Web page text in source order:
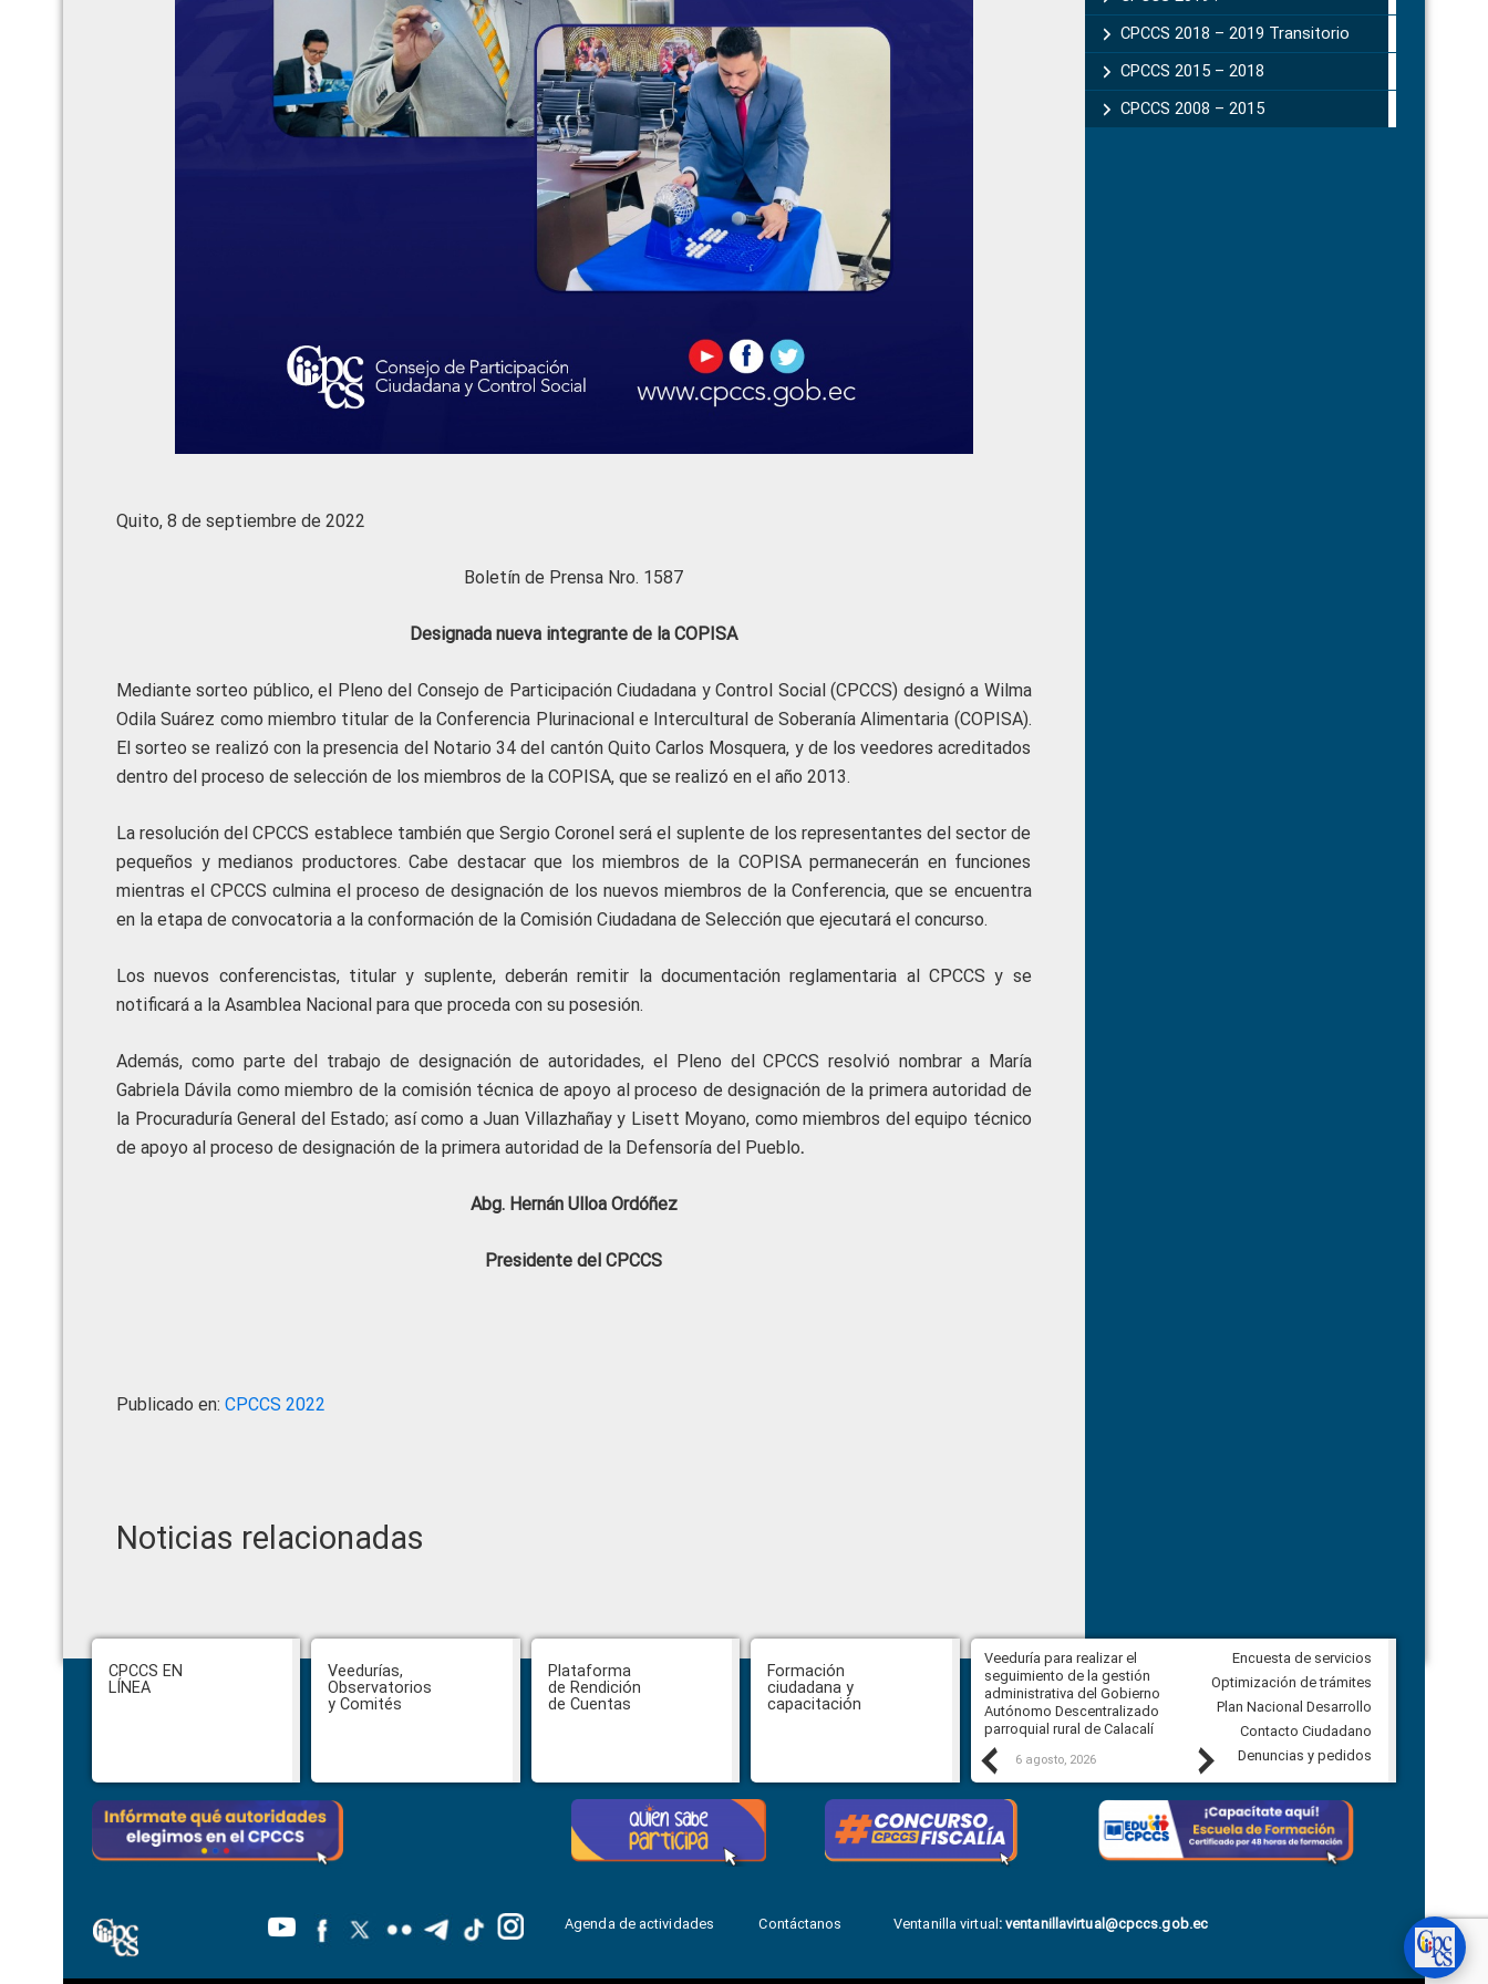
Quito, 8 de septiembre de 2022
Boletín de Prensa Nro. 1587
Designada nueva integrante de la COPISA
Mediante sorteo público, el Pleno del Consejo de Participación Ciudadana y Control Social (CPCCS) designó a Wilma
Odila Suárez como miembro titular de la Conferencia Plurinacional e Intercultural de Soberanía Alimentaria (COPISA).
El sorteo se realizó con la presencia del Notario 34 del cantón Quito Carlos Mosquera, y de los veedores acreditados
dentro del proceso de selección de los miembros de la COPISA, que se realizó en el año 2013.
La resolución del CPCCS establece también que Sergio Coronel será el suplente de los representantes del sector de
pequeños y medianos productores. Cabe destacar que los miembros de la COPISA permanecerán en funciones
mientras el CPCCS culmina el proceso de designación de los nuevos miembros de la Conferencia, que se encuentra
en la etapa de convocatoria a la conformación de la Comisión Ciudadana de Selección que ejecutará el concurso.
Los nuevos conferencistas, titular y suplente, deberán remitir la documentación reglamentaria al CPCCS y se
notificará a la Asamblea Nacional para que proceda con su posesión.
Además, como parte del trabajo de designación de autoridades, el Pleno del CPCCS resolvió nombrar a María
Gabriela Dávila como miembro de la comisión técnica de apoyo al proceso de designación de la primera autoridad de
la Procuraduría General del Estado; así como a Juan Villazhañay y Lisett Moyano, como miembros del equipo técnico
de apoyo al proceso de designación de la primera autoridad de la Defensoría del Pueblo.
Abg. Hernán Ulloa Ordóñez
Presidente del CPCCS
Publicado en: CPCCS 2022
Noticias relacionadas
CPCCS 2018 – 2019 Transitorio
CPCCS 2015 – 2018
CPCCS 2008 – 2015
Footer
CPCCS EN
LÍNEA
Veedurías,
Observatorios
y Comités
Plataforma
de Rendición
de Cuentas
Formación
ciudadana y
capacitación
Previous
Hasta el 31 de julio se podrán
presentar impugnaciones en
contra de los postulantes al
concurso para designar Fiscal
Veeduría para realizar el
seguimiento de la gestión
administrativa del Gobierno
Autónomo Descentralizado
parroquial rural de Calacalí
6 agosto, 2026
Veeduría para vigilar los acuerdos,
derivados de la Audiencia Pública
comunidad Urbina, parroquia la
Carolina
5 agosto, 2026
Next
Encuesta de servicios
Optimización de trámites
Plan Nacional Desarrollo
Contacto Ciudadano
Denuncias y pedidos
Agenda de actividades Contáctanos Ventanilla virtual :ventanillavirtual@cpccs.gob.ec